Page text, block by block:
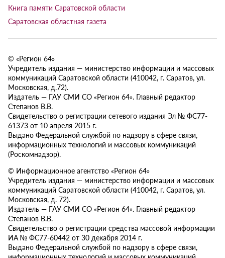
Книга памяти Саратовской области
Саратовская областная газета
© «Регион 64»
Учредитель издания — министерство информации и массовых
коммуникаций Саратовской области (410042, г. Саратов, ул.
Московская, д.72).
Издатель — ГАУ СМИ СО «Регион 64». Главный редактор
Степанов В.В.
Свидетельство о регистрации сетевого издания Эл № ФС77-
61373 от 10 апреля 2015 г.
Выдано Федеральной службой по надзору в сфере связи,
информационных технологий и массовых коммуникаций
(Роскомнадзор).
© Информационное агентство «Регион 64»
Учредитель издания — министерство информации и массовых
коммуникаций Саратовской области (410042, г. Саратов, ул.
Московская, д. 72).
Издатель — ГАУ СМИ СО «Регион 64». Главный редактор
Степанов В.В.
Свидетельство о регистрации средства массовой информации
ИА № ФС77-60442 от 30 декабря 2014 г.
Выдано Федеральной службой по надзору в сфере связи,